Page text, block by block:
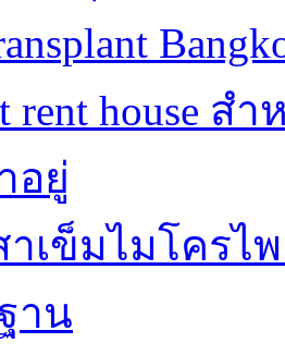
rent house
อยู่
าเข็มไมโคร
าน